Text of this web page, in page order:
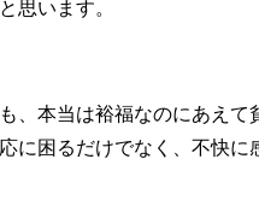
思います。
、本当は裕福なのにあえ
に困るだけでなく、不快